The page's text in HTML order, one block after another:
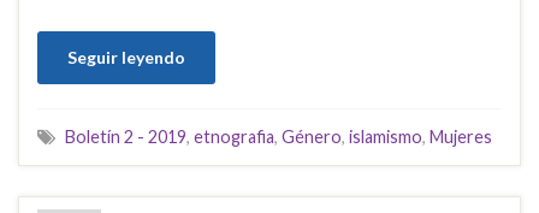
Seguir leyendo
Boletín 2 - 2019, etnografia, Género, islamismo, Mujeres